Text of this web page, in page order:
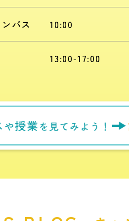
パス 10:00
13:00-17:00